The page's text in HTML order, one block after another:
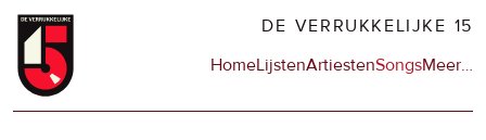
Overslaan
naar
DE VERRUKKELIJKE 15
Hoofdnavigatie
HomeLijstenArtiestenSongsMeerop
…